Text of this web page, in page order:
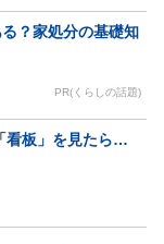
？家処分の基礎知
PR(くらしの話題)
看板」を見たら…